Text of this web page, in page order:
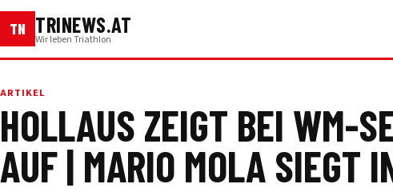
TN TRINEWS.AT
Wir leben Triathlon
ARTIKEL
HOLLAUS ZEIGT BEI WM-
AUF | MARIO MOLA SIEGT